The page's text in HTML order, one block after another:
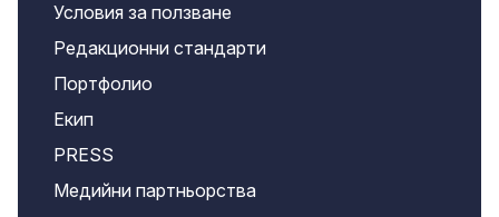
Условия за ползване
Редакционни стандарти
Портфолио
Екип
PRESS
Медийни партньорства